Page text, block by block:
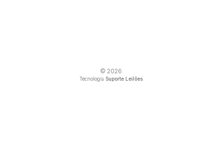
© 2026
Tecnologia Suporte Leilões